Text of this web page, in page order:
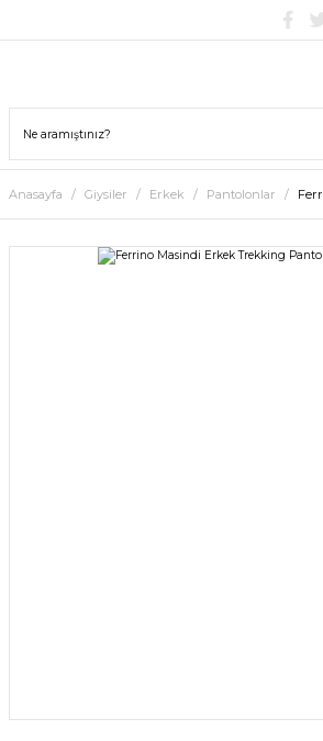
Anasayfa Giysiler Erkek Pantolonlar